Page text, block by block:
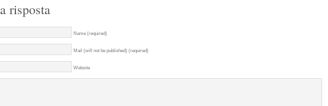
risposta
Name (required)
Mail (will not be published) (required)
Website